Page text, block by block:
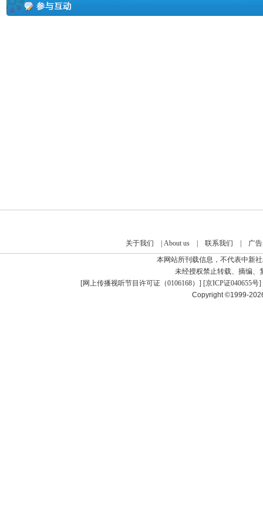
关于我们 About us| 联系我们
广
本网站所刊载信息，不代表中新
未经授权禁止转载、摘编、
[网上传播视听节目许可证（0106168） ] [京ICP证040655号]
Copyright ©1999-